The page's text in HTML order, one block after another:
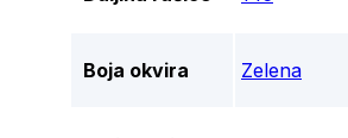
Boja okvira Zelena